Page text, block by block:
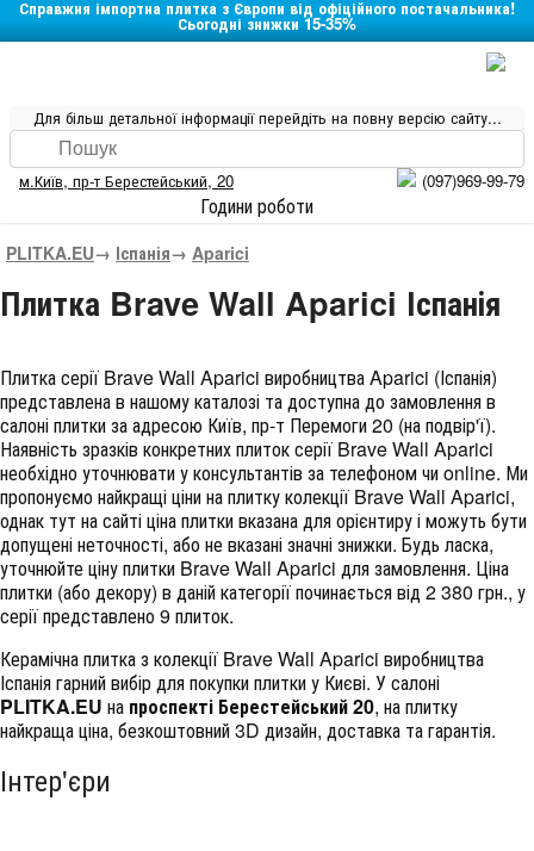
Справжня імпортна плитка з Європи від офіційного постачальника!
Сьогодні знижки 15-35%
Для більш детальної інформації перейдіть на повну версію сайту...
м.Київ, пр-т Берестейський, 20 (097)969-99-79
Години роботи
PLITKA.EU→ Іспанія→ Aparici
Плитка Brave Wall Aparici Іспанія
Плитка серії Brave Wall Aparici виробництваAparici (Іспанія)
представлена в нашому каталозі та доступна до замовлення в
салоні плитки за адресою Київ, пр-т Перемоги 20 (на подвір'ї).
Наявність зразків конкретних плиток серії Brave Wall Aparici
необхідно уточнювати у консультантів за телефоном чи online. Ми
пропонуємо найкращі ціни на плитку колекції Brave Wall Aparici,
однак тут на сайті ціна плитки вказана для орієнтиру і можуть бути
допущені неточності, або не вказані значні знижки. Будь ласка,
уточнюйте ціну плитки Brave Wall Aparici для замовлення. Ціна
плитки (або декору) в даній категорії починається від 2 380 грн., у
серії представлено 9 плиток.
Керамічна плитка з колекції Brave Wall Aparici виробництва
Іспанія гарний вибір для покупки плитки у Києві. У салоні
PLITKA.EU на проспекті Берестейський 20, на плитку
найкраща ціна, безкоштовний 3D дизайн, доставка та гарантія.
Інтер'єри